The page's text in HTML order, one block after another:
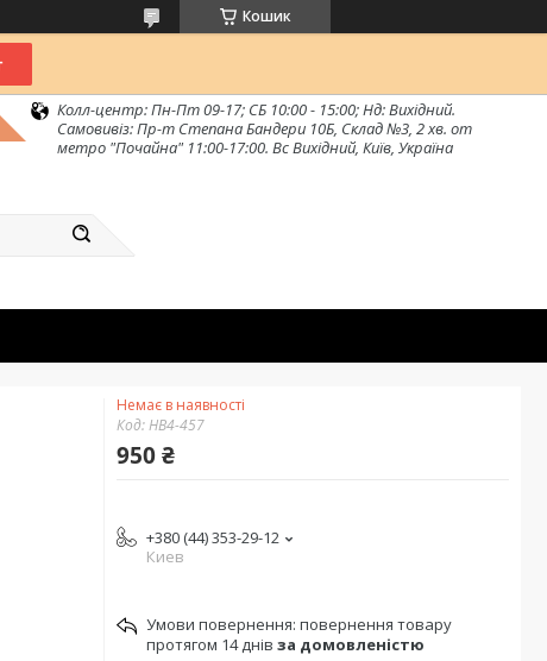
Кошик
Колл-центр: Пн-Пт 09-17; СБ 10:00 - 15:00; Нд: Вихідний.
Самовивіз: Пр-т Степана Бандери 10Б, Склад №3, 2 хв. от
метро "Почайна" 11:00-17:00. Вс Вихідний, Київ, Україна
Немає в наявності
Код:HB4-457
950 ₴
+380 (44) 353-29-12
Киев
повернення товару
протягом 14 днів за домовленістю